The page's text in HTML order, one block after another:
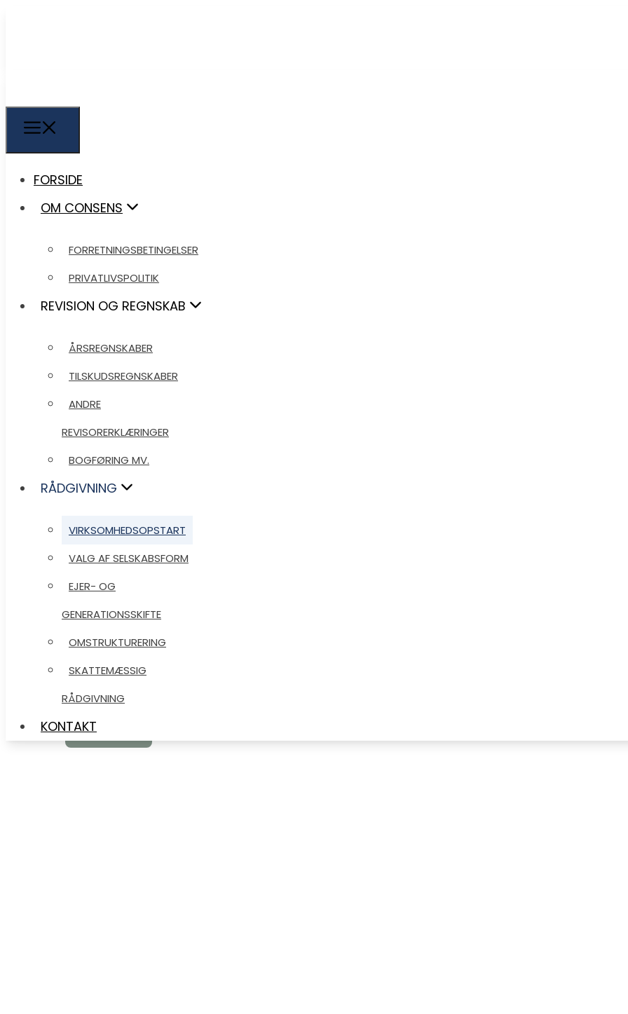
FORSIDE
OM CONSENS
FORRETNINGSBETINGELSER
PRIVATLIVSPOLITIK
REVISION OG REGNSKAB
ÅRSREGNSKABER
TILSKUDSREGNSKABER
ANDRE
REVISORERKLÆRINGER
BOGFØRING MV.
RÅDGIVNING
VIRKSOMHEDSOPSTART
VALG AF SELSKABSFORM
EJER- OG
GENERATIONSSKIFTE
OMSTRUKTURERING
SKATTEMÆSSIG
RÅDGIVNING
KONTAKT
FORSIDE
OM CONSENS
FORRETNINGSBETINGELSER
PRIVATLIVSPOLITIK
REVISION OG REGNSKAB
ÅRSREGNSKABER
TILSKUDSREGNSKABER
ANDRE
REVISORERKLÆRINGER
BOGFØRING MV.
RÅDGIVNING
VIRKSOMHEDSOPSTART
VALG AF SELSKABSFORM
EJER- OG
GENERATIONSSKIFTE
OMSTRUKTURERING
SKATTEMÆSSIG
RÅDGIVNING
KONTAKT